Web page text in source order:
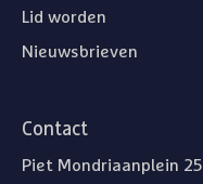
Lid worden
Nieuwsbrieven
Contact
Piet Mondriaanplein 25